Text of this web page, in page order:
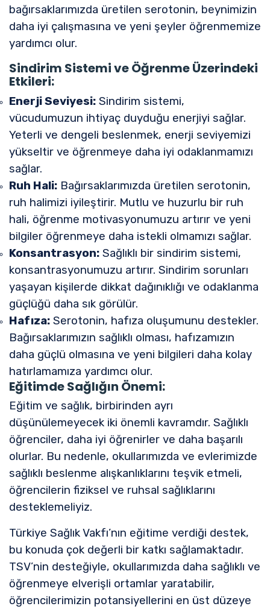
bağırsaklarımızda üretilen serotonin, beynimizin
daha iyi çalışmasına ve yeni şeyler öğrenmemize
yardımcı olur.
Sindirim Sistemi ve Öğrenme Üzerindeki
Etkileri:
Enerji Seviyesi: Sindirim sistemi,
vücudumuzun ihtiyaç duyduğu enerjiyi sağlar.
Yeterli ve dengeli beslenmek, enerji seviyemizi
yükseltir ve öğrenmeye daha iyi odaklanmamızı
sağlar.
Ruh Hali: Bağırsaklarımızda üretilen serotonin,
ruh halimizi iyileştirir. Mutlu ve huzurlu bir ruh
hali, öğrenme motivasyonumuzu artırır ve yeni
bilgiler öğrenmeye daha istekli olmamızı sağlar.
Konsantrasyon: Sağlıklı bir sindirim sistemi,
konsantrasyonumuzu artırır. Sindirim sorunları
yaşayan kişilerde dikkat dağınıklığı ve odaklanma
güçlüğü daha sık görülür.
Hafıza: Serotonin, hafıza oluşumunu destekler.
Bağırsaklarımızın sağlıklı olması, hafızamızın
daha güçlü olmasına ve yeni bilgileri daha kolay
hatırlamamıza yardımcı olur.
Eğitimde Sağlığın Önemi:
Eğitim ve sağlık, birbirinden ayrı
düşünülemeyecek iki önemli kavramdır. Sağlıklı
öğrenciler, daha iyi öğrenirler ve daha başarılı
olurlar. Bu nedenle, okullarımızda ve evlerimizde
sağlıklı beslenme alışkanlıklarını teşvik etmeli,
öğrencilerin fiziksel ve ruhsal sağlıklarını
desteklemeliyiz.
Türkiye Sağlık Vakfı’nın eğitime verdiği destek,
bu konuda çok değerli bir katkı sağlamaktadır.
TSV’nin desteğiyle, okullarımızda daha sağlıklı ve
öğrenmeye elverişli ortamlar yaratabilir,
öğrencilerimizin potansiyellerini en üst düzeye